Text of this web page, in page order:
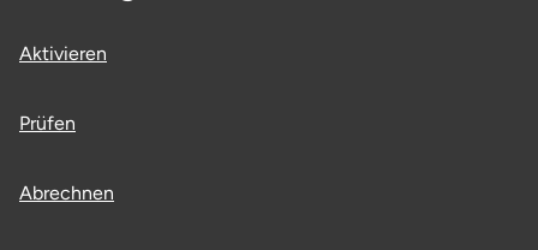
Aktivieren
Prüfen
Abrechnen